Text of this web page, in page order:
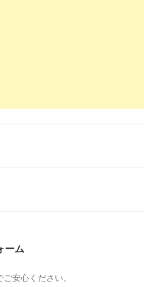
室蘭市 | careerjet.jp
蘭市 室蘭駅 | Indeed (インディー
高給与転職のコツ・非公開求人の ...
連の求人室蘭市
ーム
安心ください。